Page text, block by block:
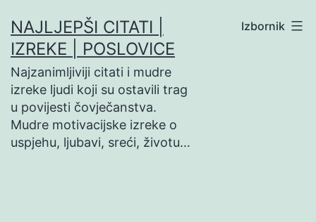
na
sadržaj
NAJLJEPŠI CITATI |
IZREKE | POSLOVICE
Najzanimljiviji citati i mudre
izreke ljudi koji su ostavili trag
u povijesti čovječanstva.
Mudre motivacijske izreke o
uspjehu, ljubavi, sreći, životu…
Izbornik